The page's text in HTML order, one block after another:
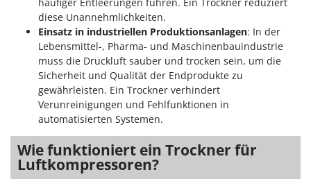
Spiralmac
Spring Protezione
Spyro
Stanley
Stiga
Stocker
Sunseeker
T
Tecla
häufiger Entleerungen führen. Ein Trockner reduziert
diese Unannehmlichkeiten.
Einsatz in industriellen Produktionsanlagen: In der
Lebensmittel-, Pharma- und Maschinenbauindustrie
muss die Druckluft sauber und trocken sein, um die
Sicherheit und Qualität der Endprodukte zu
gewährleisten. Ein Trockner verhindert
Verunreinigungen und Fehlfunktionen in
automatisierten Systemen.
Wie funktioniert ein Trockner für
Luftkompressoren?